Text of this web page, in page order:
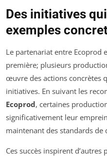
Des initiatives
exemples
Le partenariat entre Ecoprod
première; plusieurs
œuvre des actions concrètes
initiatives. En suivant les
Ecoprod, certaines
significativement leur
maintenant des standards de
Ces succès inspirent